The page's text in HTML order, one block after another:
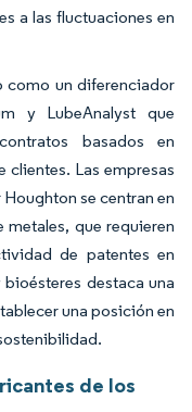
a las fluctuaciones en
como un diferenciador
y LubeAnalyst que
basados en
Las empresas
se centran en
que requieren
de patentes en
destaca una
una posición en
de los